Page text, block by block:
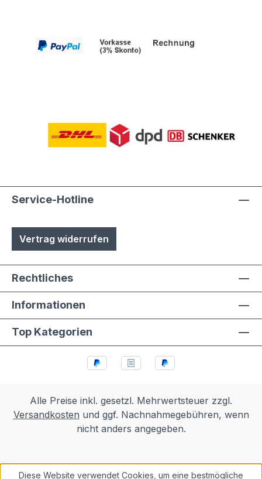
Service-Hotline
Vertrag widerrufen
Rechtliches
Informationen
Top Kategorien
Alle Preise inkl. gesetzl. Mehrwertsteuer zzgl.
Versandkosten und ggf. Nachnahmegebühren, wenn
nicht anders angegeben.
Diese Website verwendet Cookies, um eine bestmögliche